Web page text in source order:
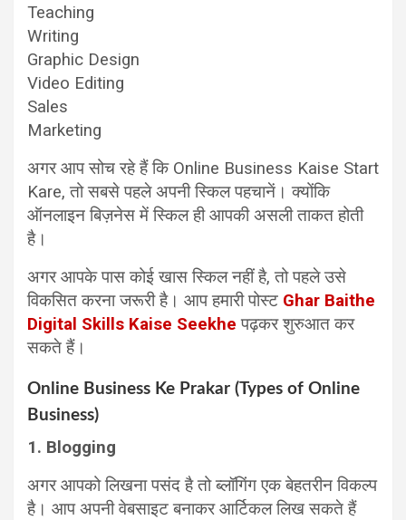
Teaching
Writing
Graphic Design
Video Editing
Sales
Marketing
अगर आप सोच रहे हैं कि Online Business Kaise Start
Kare, तो सबसे पहले अपनी स्किल पहचानें। क्योंकि
ऑनलाइन बिज़नेस में स्किल ही आपकी असली ताकत होती
है।
अगर आपके पास कोई खास स्किल नहीं है, तो पहले उसे
विकसित करना जरूरी है। आप हमारी पोस्ट Ghar Baithe
Digital Skills Kaise Seekhe पढ़कर शुरुआत कर
सकते हैं।
Online Business Ke Prakar (Types of Online
Business)
1. Blogging
अगर आपको लिखना पसंद है तो ब्लॉगिंग एक बेहतरीन विकल्प
है। आप अपनी वेबसाइट बनाकर आर्टिकल लिख सकते हैं